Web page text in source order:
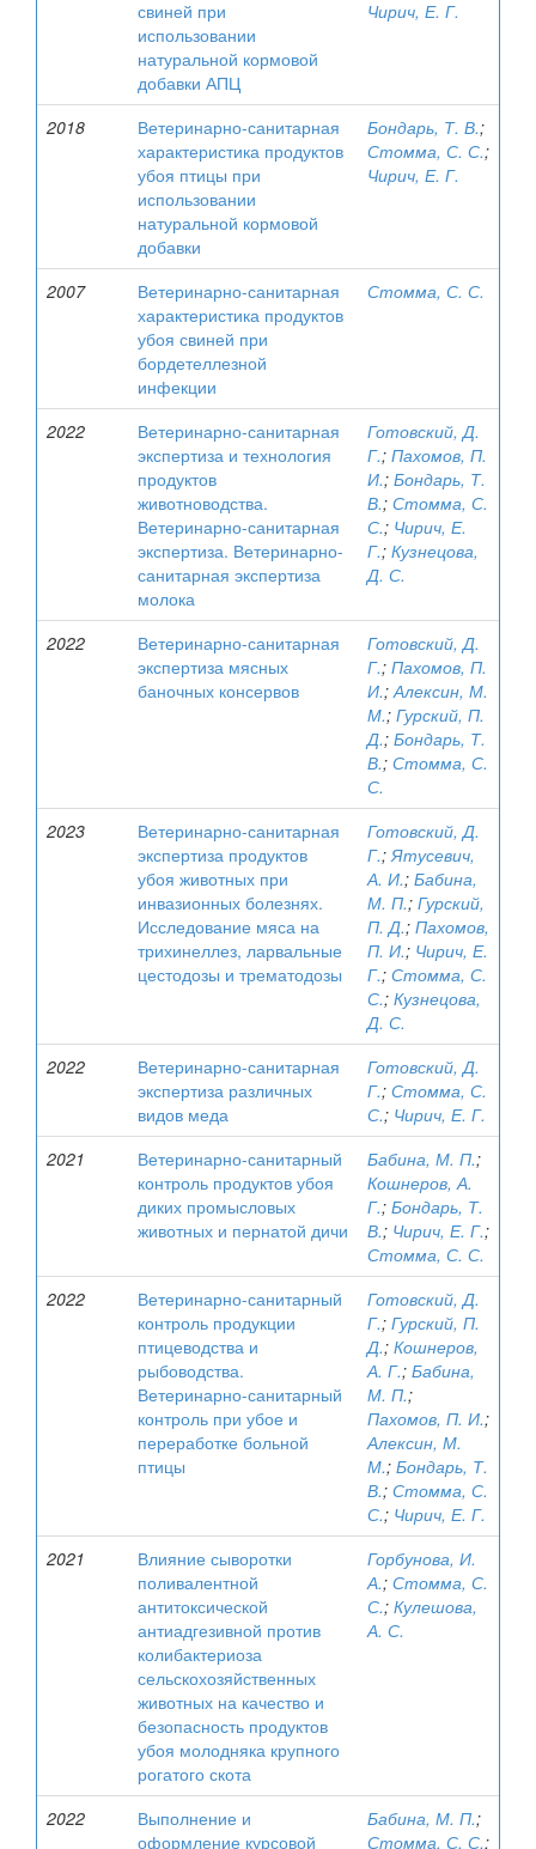
свиней при
использовании
натуральной кормовой
добавки АПЦ
Чирич, Е. Г.
2018
Ветеринарно-санитарная
характеристика продуктов
убоя птицы при
использовании
натуральной кормовой
добавки
Бондарь, Т. В.;
Стомма, С. С.;
Чирич, Е. Г.
2007
Ветеринарно-санитарная
характеристика продуктов
убоя свиней при
бордетеллезной
инфекции
Стомма, С. С.
2022
Ветеринарно-санитарная
экспертиза и технология
продуктов
животноводства.
Ветеринарно-санитарная
экспертиза. Ветеринарно-
санитарная экспертиза
молока
Готовский, Д.
Г.; Пахомов, П.
И.; Бондарь, Т.
В.; Стомма, С.
С.; Чирич, Е.
Г.; Кузнецова,
Д. С.
2022
Ветеринарно-санитарная
экспертиза мясных
баночных консервов
Готовский, Д.
Г.; Пахомов, П.
И.;Алексин, М.
М.; Гурский, П.
Д.; Бондарь, Т.
В.; Стомма, С.
С.
2023
Ветеринарно-санитарная
экспертиза продуктов
убоя животных при
инвазионных болезнях.
Исследование мяса на
трихинеллез, ларвальные
цестодозы и трематодозы
Готовский, Д.
Г.;Ятусевич,
А. И.; Бабина,
М. П.; Гурский,
П. Д.; Пахомов,
П. И.; Чирич, Е.
Г.; Стомма, С.
С.; Кузнецова,
Д. С.
2022
Ветеринарно-санитарная
экспертиза различных
видов меда
Готовский, Д.
Г.; Стомма, С.
С.; Чирич, Е. Г.
2021
Ветеринарно-санитарный
контроль продуктов убоя
диких промысловых
животных и пернатой дичи
Бабина, М. П.;
Кошнеров, А.
Г.; Бондарь, Т.
В.; Чирич, Е. Г.;
Стомма, С. С.
2022
Ветеринарно-санитарный
контроль продукции
птицеводства и
рыбоводства.
Ветеринарно-санитарный
контроль при убое и
переработке больной
птицы
Готовский, Д.
Г.; Гурский, П.
Д.; Кошнеров,
А. Г.; Бабина,
М. П.;
Пахомов, П. И.;
Алексин, М.
М.; Бондарь, Т.
В.; Стомма, С.
С.; Чирич, Е. Г.
2021
Влияние сыворотки
поливалентной
антитоксической
антиадгезивной против
колибактериоза
сельскохозяйственных
животных на качество и
безопасность продуктов
убоя молодняка крупного
рогатого скота
Горбунова, И.
А.; Стомма, С.
С.; Кулешова,
А. С.
2022
Выполнение и
оформление курсовой
Бабина, М. П.;
Стомма, С. С.;